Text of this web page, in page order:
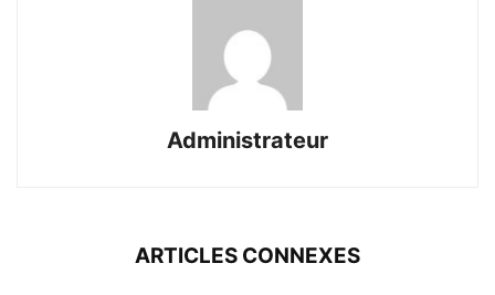
Administrateur
ARTICLES CONNEXES